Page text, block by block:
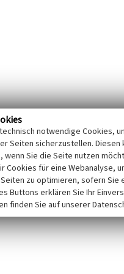
hochrechteckige Stele, im
in vier
vier Inschriftentafeln
war Geheimrat und
notwendige Cookies,
Seiten sicherzustellen. Diesen
Sie die Seite nutzen
Cookies für eine Webanalyse,
zu optimieren, sofern Sie
Buttons erklären Sie Ihr
finden Sie auf unserer